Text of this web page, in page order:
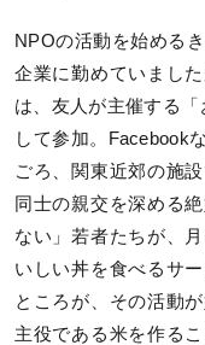
NPOの活動を始める
企業に勤めていまし
は、友人が主催する
して参加。Facebook
ごろ、関東近郊の施
同士の親交を深める
ない」若者たちが、
いしい丼を食べるサ
ところが、その活動
主役である米を作る